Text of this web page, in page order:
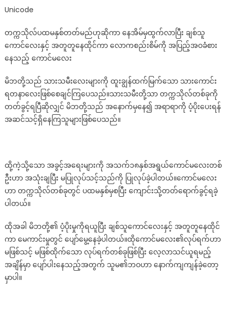
Unicode
တက္ကသိုလ်ပထမနှစ်တတ်မည်ဟုဆိုကာ နေအိမ်မှထွက်လာပြီး ချစ်သူ
ကောင်လေးနှင့် အတူတူနေထိုင်ကာ လောကစည်းစိမ်ကို အပြည့်အဝခံစား
နေသည့် ကောင်မလေး
မိဘတို့သည် သားသမီးလေးများကို ထူးချွန်ထက်မြက်သော သားကောင်း
ရတနာလေးဖြစ်စေချင်ကြပေသည်။သားသမီးတို့သာ တက္ကသိုလ်တစ်ခုကို
တတ်ခွင့်ရပြီဆိုလျှင် မိဘတို့သည် အနောက်မှနေ၍ အရာရာကို ပံ့ပိုးပေးရန်
အဆင်သင့်ရှိနေကြသူများဖြစ်ပေသည်။
ထို့ကဲ့သို့သော အခွင့်အရေးများကို အသက်၁၈နှစ်အရွယ်ကောင်မလေးတစ်
ဦးဟာ အသုံးချပြီး မပြုလုပ်သင့်သည်ကို ပြုလုပ်ခဲ့ပါတယ်။ကောင်မလေး
ဟာ တက္ကသိုလ်တစ်ခုတွင် ပထမနှစ်မှစပြီး ကျောင်းသို့တတ်ရောက်ခွင့်ရခဲ့
ပါတယ်။
ထိုအခါ မိဘတို့၏ ပံ့ပိုးမှုကိုရယူပြီး ချစ်သူကောင်လေးနှင့် အတူတူနေထိုင်
ကာ မေကာင်းမှုတွင် ပျော်မွေ့နေခဲ့ပါတယ်။ထိုကောင်မလေး၏လုပ်ရက်ဟာ
မဖြစ်သင့် မဖြစ်ထိုက်သော လုပ်ရက်တစ်ခုဖြစ်ပြီး လေ့လာသင်ယူရမည့်
အချိန်မှာ ပျော်ပါးနေသည့်အတွက် သူမ၏ဘဝဟာ နောက်ကျကျန်ခဲ့တော့
မှာပါ။